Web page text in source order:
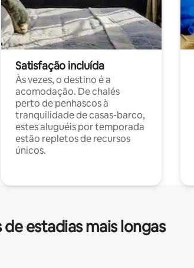
Satisfação incluída
Às vezes, o destino é a
acomodação. De chalés
perto de penhascos à
tranquilidade de casas-barco,
estes aluguéis por temporada
estão repletos de recursos
únicos.
estadias mais longas